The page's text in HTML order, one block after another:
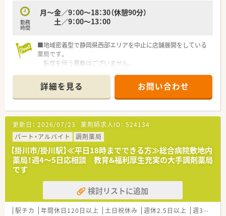
勤務
時間
月～金／9：00～18：30（休憩90分）
土／9：00～13：00
■地域密着型で静岡県西部エリアを中止に店舗展開をしている
薬局です。
転居を伴う異動はございません。
■ご経験等により、高収入が期待できる薬局です。
詳細を見る お問い合わせ
更新日： 2026/07/23 薬剤師求人ID： 524134
パート・アルバイト
調剤薬局
【掛川市/掛川駅】≪平日18時までできる方≫総合病院敷地内
薬局！週4～5日応相談 教育&福利厚生充実の大手調剤薬局
です
検討リストに追加
駅チカ 年間休日120日以上 土日祝休み 週休2.5日以上 週32h以上